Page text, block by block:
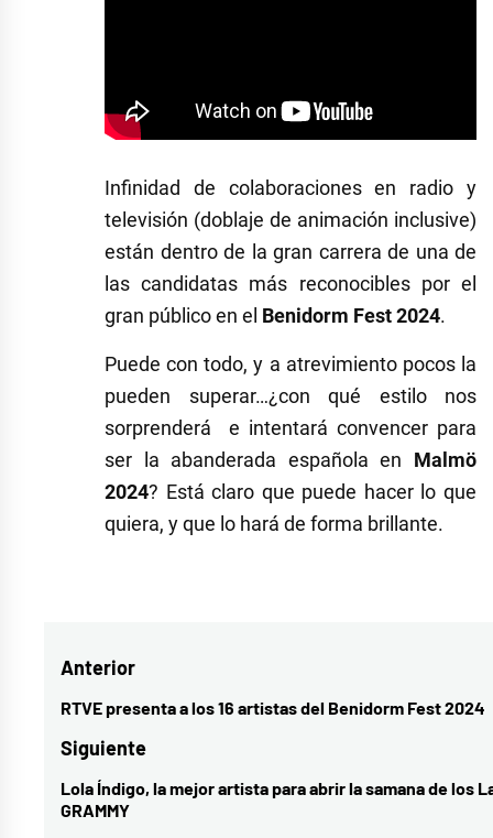
Infinidad de colaboraciones en radio y
televisión (doblaje de animación inclusive)
están dentro de la gran carrera de una de
las candidatas más reconocibles por el
gran público en el Benidorm Fest2024.
Puede con todo, y a atrevimiento pocos la
pueden superar…¿con qué estilo nos
sorprenderá e intentará convencer para
ser la abanderada española en Malmö
2024? Está claro que puede hacer lo que
quiera, y que lo hará de forma brillante.
angy
benidorm
Navegación
de
entradas
Anterior
Entrada
anterior:
RTVE presenta a los 16 artistas del Benidorm Fest 2024
Siguiente
Entrada
siguiente:
Lola Índigo, la mejor artista para abrir la samana de los
GRAMMY